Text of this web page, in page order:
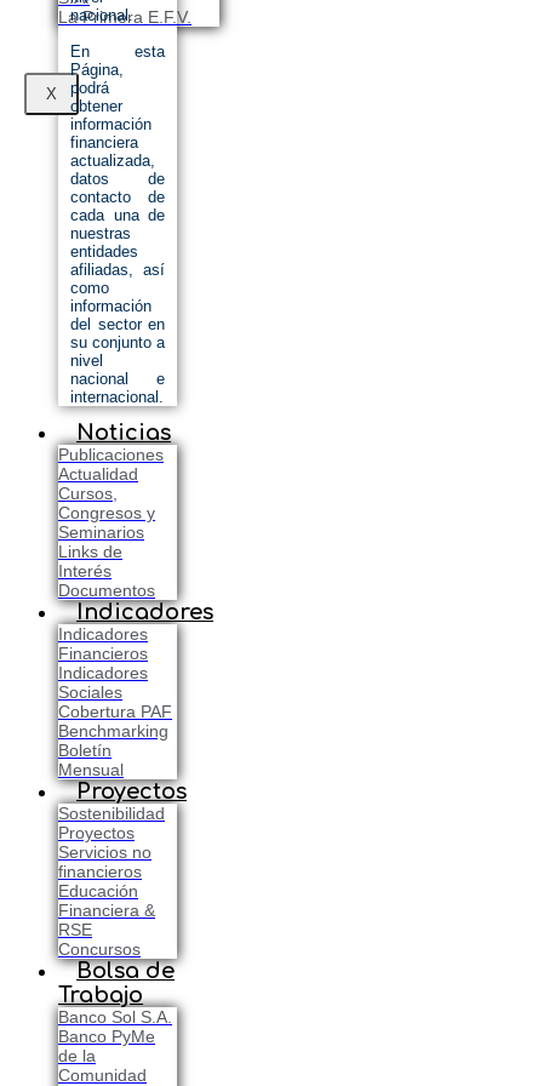
La Primera E.F.V.
X
nacional.
En esta
Página,
podrá
obtener
información
financiera
actualizada,
datos de
contacto de
cada una de
nuestras
entidades
afiliadas, así
como
información
del sector en
su conjunto a
nivel
nacional e
internacional.
Noticias
Publicaciones
Actualidad
Cursos,
Congresos y
Seminarios
Links de
Interés
Documentos
Indicadores
Indicadores
Financieros
Indicadores
Sociales
Cobertura PAF
Benchmarking
Boletín
Mensual
Proyectos
Sostenibilidad
Proyectos
Servicios no
financieros
Educación
Financiera &
RSE
Concursos
Bolsa de
Trabajo
Banco Sol S.A.
Banco PyMe
de la
Comunidad